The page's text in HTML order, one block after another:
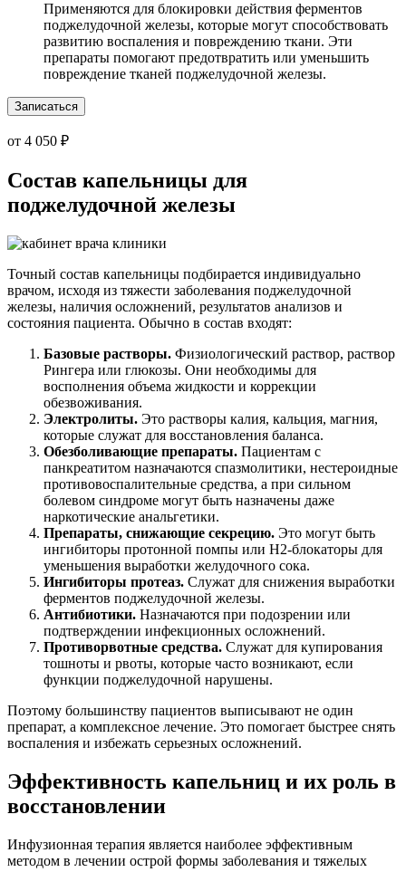
Применяются для блокировки действия ферментов
поджелудочной железы, которые могут способствовать
развитию воспаления и повреждению ткани. Эти
препараты помогают предотвратить или уменьшить
повреждение тканей поджелудочной железы.
Записаться
от 4 050 ₽
Состав капельницы для
поджелудочной железы
Точный состав капельницы подбирается индивидуально
врачом, исходя из тяжести заболевания поджелудочной
железы, наличия осложнений, результатов анализов и
состояния пациента. Обычно в состав входят:
Базовые растворы. Физиологический раствор, раствор
Рингера или глюкозы. Они необходимы для
восполнения объема жидкости и коррекции
обезвоживания.
Электролиты. Это растворы калия, кальция, магния,
которые служат для восстановления баланса.
Обезболивающие препараты. Пациентам с
панкреатитом назначаются спазмолитики, нестероидные
противовоспалительные средства, а при сильном
болевом синдроме могут быть назначены даже
наркотические анальгетики.
Препараты, снижающие секрецию. Это могут быть
ингибиторы протонной помпы или H2-блокаторы для
уменьшения выработки желудочного сока.
Ингибиторы протеаз. Служат для снижения выработки
ферментов поджелудочной железы.
Антибиотики. Назначаются при подозрении или
подтверждении инфекционных осложнений.
Противорвотные средства. Служат для купирования
тошноты и рвоты, которые часто возникают, если
функции поджелудочной нарушены.
Поэтому большинству пациентов выписывают не один
препарат, а комплексное лечение. Это помогает быстрее снять
воспаления и избежать серьезных осложнений.
Эффективность капельниц и их роль в
восстановлении
Инфузионная терапия является наиболее эффективным
методом в лечении острой формы заболевания и тяжелых